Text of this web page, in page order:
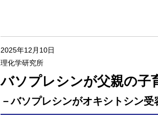
2025年12月10日
理化学研究所
バソプレシンが父親の子
－バソプレシンがオキシトシン